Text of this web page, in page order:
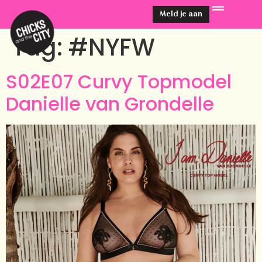
Meld je aan
Tag: #NYFW
S02E07 Curvy Topmodel
Danielle van Grondelle